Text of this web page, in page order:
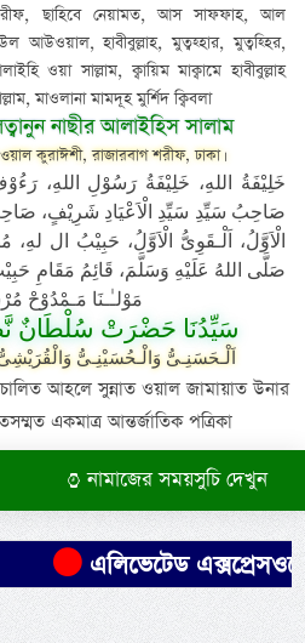
ছাহিবে নেয়ামত, আস সাফফাহ, আল
হাবীবুল্লাহ, মুত্বহ্হার, মুত্বহ্হির,
ওয়া সাল্লাম, ক্বায়িম মাক্বামে হাবীবুল্লাহ
মাওলানা মামদূহ মুর্শিদ ক্বিবলা
নাছীর আলাইহিস সালাম
কুরাঈশী, রাজারবাগ শরীফ, ঢাকা।
خَلِيْفَةُ اللهِ، خَلِيْفَةُ رَسُوْلِ اللهِ،
صَاحِبُ سَيِّدِ سَيِّدِ الْاَعْيَادِ شَرِيْفٍ،
الْاَوَّلُ، اَلْـقَوِىُّ الْاَوَّلُ، حَبِيْبُ ال
صَلَّى اللهُ عَلَيْهِ وَسَلَّمَ، قَائِمُ مَقَامِ
مَوْلـٰـنَا مَـمْدُوْحْ
سَيِّدُنَا حَضْرَتْ سُلْطَانٌ
اَلْـحَسَنِـىُّ وَالْـحُسَيْنِـىُّ
আহলে সুন্নাত ওয়াল জামায়াত উনার
একমাত্র আন্তর্জাতিক পত্রিকা
নামাজের সময়সুচি দেখুন
এলিভেটেড